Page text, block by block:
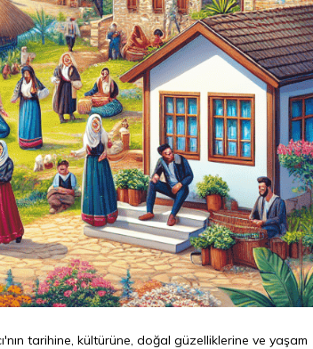
tarihine, kültürüne, doğal güzelliklerine ve yaşam